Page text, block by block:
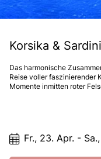
Korsika &
Das harmonische
Reise voller faszinierender
Momente inmitten roter
Fr., 23. Apr. -